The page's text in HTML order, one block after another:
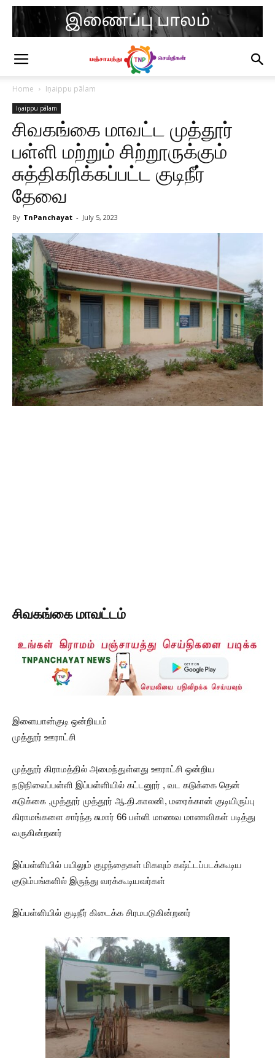
Home Iṇaippu pālam
Iṇaippu pālam
சிவகங்கை மாவட்ட முத்தூர்
பள்ளி மற்றும் சிற்றூருக்கும்
சுத்திகரிக்கப்பட்ட குடிநீர்
தேவை
By TnPanchayat - July 5, 2023
சிவகங்கை மாவட்டம்
இளையான்குடி ஒன்றியம்
முத்தூர் ஊராட்சி
முத்தூர் கிராமத்தில் அமைந்துள்ளது ஊராட்சி ஒன்றிய
நடுநிலைப்பள்ளி இப்பள்ளியில் கட்டனூர் , வட கடுக்கை தென்
கடுக்கை ,முத்தூர் முத்தூர் ஆ.தி.காலனி, மரைக்கான் குடியிருப்பு
கிராமங்களை சார்ந்த சுமார் 66 பள்ளி மாணவ மாணவிகள் படித்து
வருகின்றனர்
இப்பள்ளியில் பயிலும் குழந்தைகள் மிகவும் கஷ்ட்டப்படக்கூடிய
குடும்பங்களில் இருந்து வரக்கூடியவர்கள்
இப்பள்ளியில் குடிநீர் கிடைக்க சிரமபடுகின்றனர்